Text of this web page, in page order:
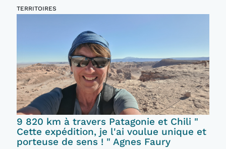
TERRITOIRES
9 820 km à travers Patagonie et Chili "
Cette expédition, je l'ai voulue unique et
porteuse de sens ! " Agnes Faury